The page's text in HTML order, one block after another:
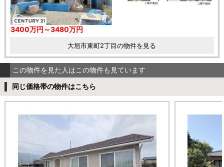
3400万円～3480万円
大垣市東町2丁目の物件を見る
この物件を見た人はこの物件も見ています
同じ価格帯の物件はこちら